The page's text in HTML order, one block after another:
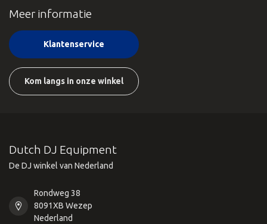
Meer informatie
Klantenservice
Kom langs in onze winkel
Dutch DJ Equipment
De DJ winkel van Nederland
Rondweg 38
8091XB Wezep
Nederland